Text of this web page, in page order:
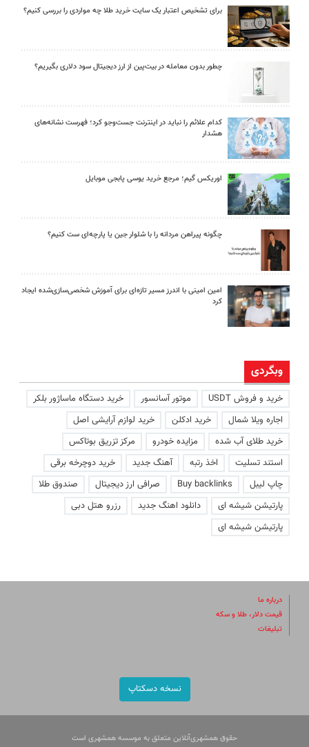
برای تشخیص اعتبار یک سایت خرید طلا چه مواردی را بررسی کنیم؟
چطور بدون معامله در بیت‌پین از ارز دیجیتال سود دلاری بگیریم؟
کدام علائم را نباید در اینترنت جست‌وجو کرد؛ فهرست نشانه‌های
هشدار
اوریکس گیم؛ مرجع خرید یوسی پابجی موبایل
چگونه پیراهن مردانه را با شلوار جین یا پارچه‌ای ست کنیم؟
امین امینی با اندرز مسیر تازه‌ای برای آموزش شخصی‌سازی‌شده ایجاد
کرد
وبگردی
خرید و فروش USDT موتور آسانسور
خرید دستگاه ماساژور بلکر
اجاره ویلا شمال
خرید ادکلن
خرید لوازم آرایشی اصل
خرید طلای آب شده
مزایده خودرو
مرکز تزریق بوتاکس
استند تسلیت
اخذ رتبه آهنگ جدید
خرید دوچرخه برقی
چاپ لیبل
Buy backlinks صرافی ارز دیجیتال
صندوق طلا
پارتیشن شیشه ای
دانلود اهنگ جدید
رزرو هتل دبی
پارتیشن شیشه ای
درباره ما
قیمت دلار، طلا و سکه
تبلیغات
نسخه دسکتاپ
حقوق همشهری‌آنلاین متعلق به موسسه همشهری است